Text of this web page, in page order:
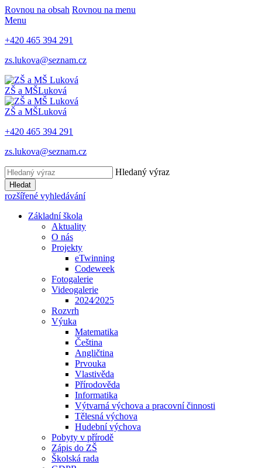
Rovnou na obsah Rovnou na menu
Menu
+420 465 394 291
zs.lukova@seznam.cz
ZŠ a MŠLuková
ZŠ a MŠLuková
+420 465 394 291
zs.lukova@seznam.cz
Hledaný výraz
Hledat
rozšířené vyhledávání
Základní škola
Aktuality
O nás
Projekty
eTwinning
Codeweek
Fotogalerie
Videogalerie
2024⁄2025
Rozvrh
Výuka
Matematika
Čeština
Angličtina
Prvouka
Vlastivěda
Přírodověda
Informatika
Výtvarná výchova a pracovní činnosti
Tělesná výchova
Hudební výchova
Pobyty v přírodě
Zápis do ZŠ
Školská rada